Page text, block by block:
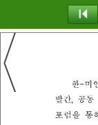
책갈피